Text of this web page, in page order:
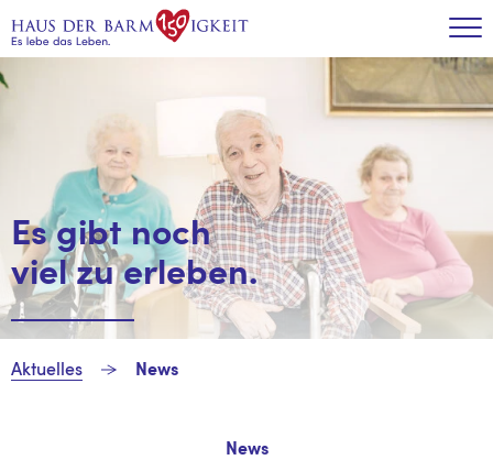
Es gibt noch
viel zu erleben.
Aktuelles News
News